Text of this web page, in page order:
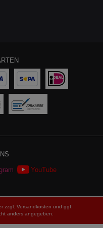
YouTube
zzgl. Versandkosten und ggf.
anders angegeben.